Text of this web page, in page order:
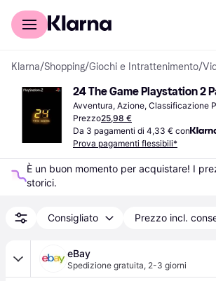
Per il tuo shopping
Klarna/Shopping/Giochi e Intrattenimento/
24 The Game Playstation 2
Avventura, Azione, Classificazione
Prezzo25,98 €
Da 3 pagamenti di 4,33 € con
Prova pagamenti flessibili*
È un buon momento per acquistare! I
storici.
Consigliato Prezzo incl.
eBay
Spedizione gratuita, 2-3 giorni